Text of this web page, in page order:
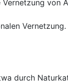
von
durch